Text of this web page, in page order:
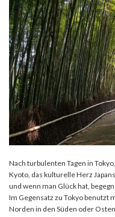
Nach turbulenten Tagen in
Kyoto, das kulturelle Herz
und wenn man Glück hat,
Im Gegensatz zu Tokyo benutzt
Norden in den Süden oder